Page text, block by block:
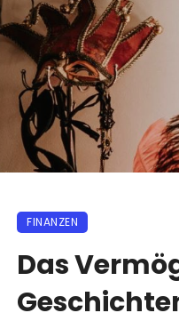
FINANZEN
Das